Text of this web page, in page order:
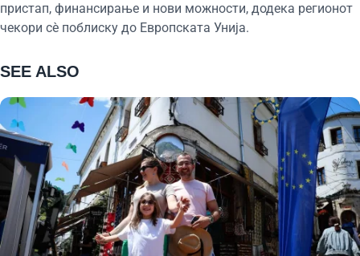
пристап, финансирање и нови можности, додека регионот
чекори сѐ поблиску до Европската Унија.
SEE ALSO